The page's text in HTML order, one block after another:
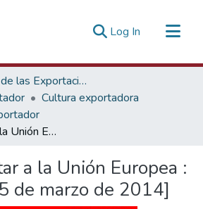
Log In (current)
Promoción de las Exportaciones
Cultura exportadora
Cómo exportar a la Unión Europea : Helpdesk [05 de marzo de 2014]
a la Unión Europea :
de marzo de 2014]